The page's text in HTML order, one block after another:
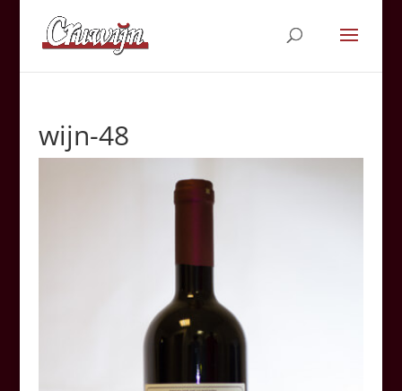
wijn-48